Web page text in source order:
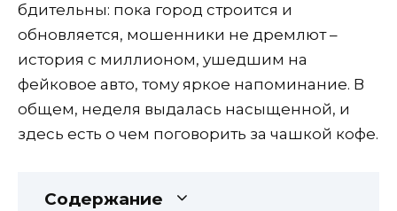
бдительны: пока город строится и
обновляется, мошенники не дремлют –
история с миллионом, ушедшим на
фейковое авто, тому яркое напоминание. В
общем, неделя выдалась насыщенной, и
здесь есть о чем поговорить за чашкой кофе.
Содержание